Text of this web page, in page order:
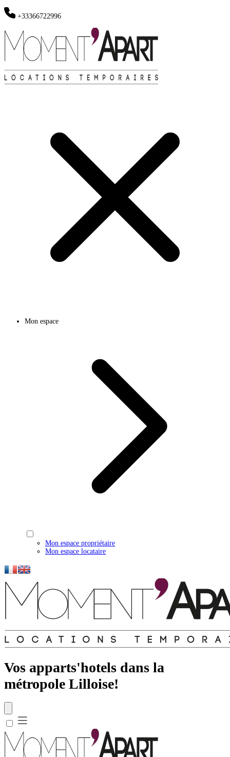
+33366722996
Mon espace
Mon espace propriétaire
Mon espace locataire
Vos apparts'hotels dans la
métropole Lilloise!